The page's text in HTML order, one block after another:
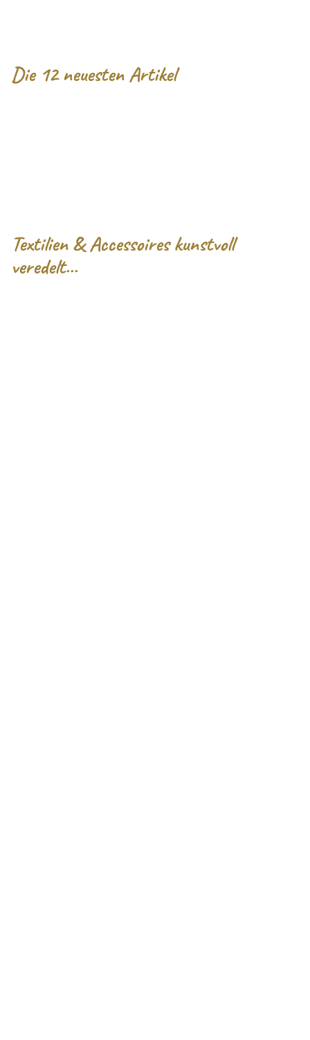
Die12 neuesten Artikel
Textilien& Accessoires kunstvoll
veredelt...